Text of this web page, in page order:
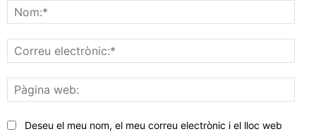
web:
Deseu el meu nom, el meu correu electrònic i el lloc web